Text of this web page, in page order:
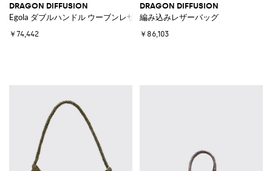
DRAGON DIFFUSION
Egola ダブルハンドル ウーブンレザー ショルダーバッグ
￥74,442
DRAGON DIFFUSION
編み込みレザーバッグ
￥86,103